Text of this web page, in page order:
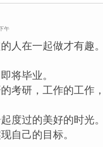
午
人在一起做才有趣
将毕业。
考研，工作的工作
度过的美好的时光
自己的目标。